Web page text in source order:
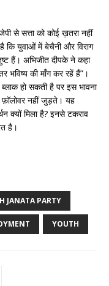
से सत्ता को कोई ख़तरा नहीं
युवाओं में बेचैनी और विराग
हैं। अभिजीत दीपके ने कहा
भविष्य की माँग कर रहें हैं”।
हो सकती है पर इस भावना
नहीं जुड़ते। यह
क्यों मिला है? इनसे टकराव
है।
JANATA PARTY
YOUTH